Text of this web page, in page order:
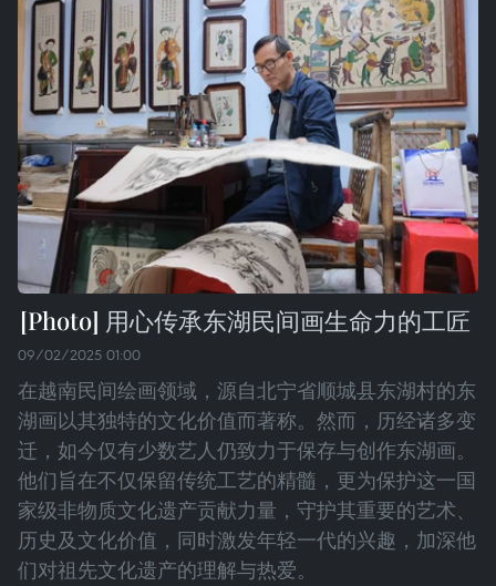
用心传承东湖民间画生命力的工匠
09/02/2025 01:00
在越南民间绘画领域，源自北宁省顺城县东湖村的东
湖画以其独特的文化价值而著称。然而，历经诸多变
迁，如今仅有少数艺人仍致力于保存与创作东湖画。
他们旨在不仅保留传统工艺的精髓，更为保护这一国
家级非物质文化遗产贡献力量，守护其重要的艺术、
历史及文化价值，同时激发年轻一代的兴趣，加深他
们对祖先文化遗产的理解与热爱。